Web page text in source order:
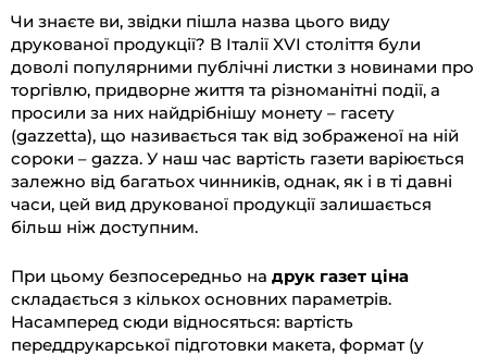
Чи знаєте ви, звідки пішла назва цього виду
друкованої продукції? В Італії XVI століття були
доволі популярними публічні листки з новинами про
торгівлю, придворне життя та різноманітні події, а
просили за них найдрібнішу монету – гасету
(gazzetta), що називається так від зображеної на ній
сороки – gazza. У наш час вартість газети варіюється
залежно від багатьох чинників, однак, як і в ті давні
часи, цей вид друкованої продукції залишається
більш ніж доступним.
При цьому безпосередньо на друк газет ціна
складається з кількох основних параметрів.
Насамперед сюди відносяться: вартість
переддрукарської підготовки макета, формат (у